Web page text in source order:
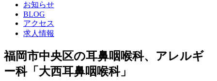
お知らせ
BLOG
アクセス
求人情報
福岡市中央区の耳鼻咽喉科、アレルギ
ー科「大西耳鼻咽喉科」